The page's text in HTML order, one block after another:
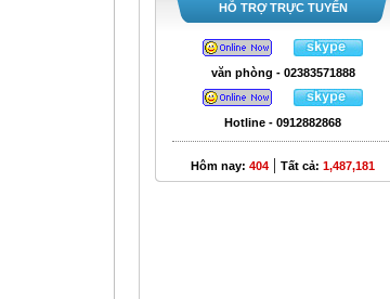
HỖ TRỢ TRỰC TUYẾN
văn phòng - 02383571888
Hotline - 0912882868
Hôm nay: 404 | Tất cả: 1,487,181